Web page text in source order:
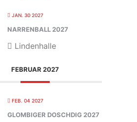
JAN. 30 2027
NARRENBALL 2027
Lindenhalle
FEBRUAR 2027
FEB. 04 2027
GLOMBIGER DOSCHDIG 2027